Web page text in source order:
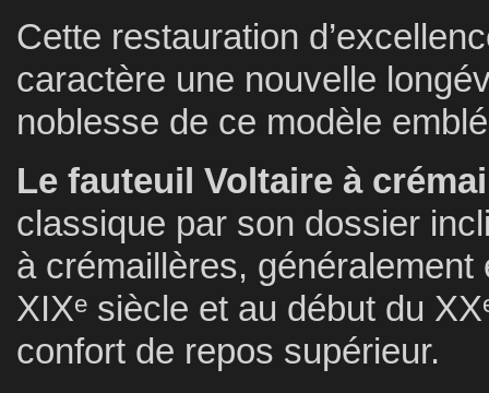
Cette restauration
caractère une nouvelle
noblesse de ce modèle
Le fauteuil Voltaire à
classique par son dossier
à crémaillères,
XIXᵉ siècle et au début du
confort de repos supérieur.